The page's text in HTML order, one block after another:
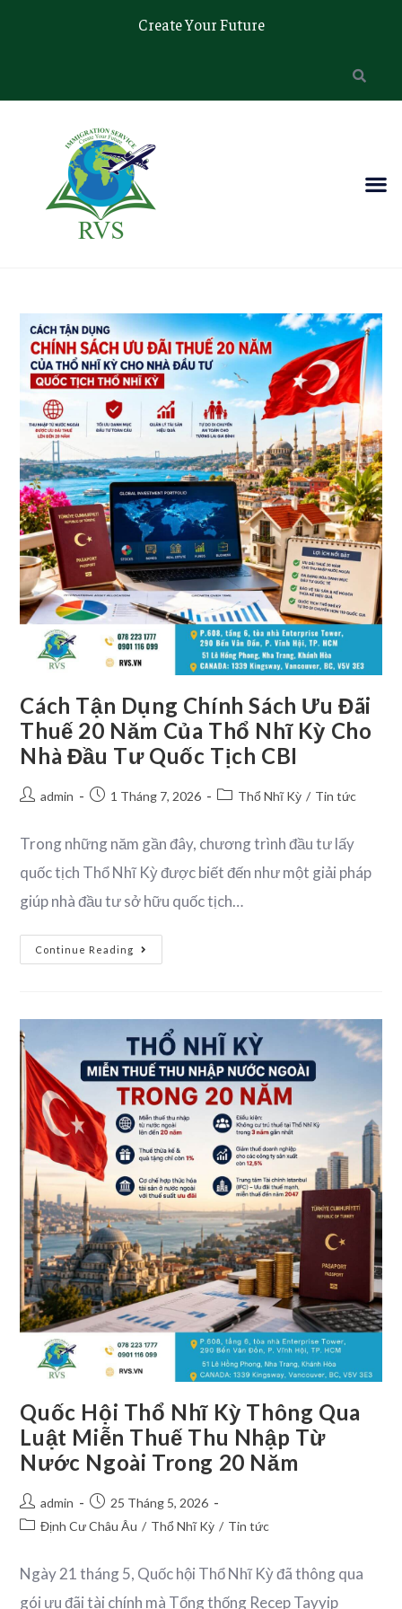
Create Your Future
Cách Tận Dụng Chính Sách Ưu Đãi
Thuế 20 Năm Của Thổ Nhĩ Kỳ Cho
Nhà Đầu Tư Quốc Tịch CBI
admin 1 Tháng 7, 2026 Thổ Nhĩ Kỳ / Tin tức
Trong những năm gần đây, chương trình đầu tư lấy
quốc tịch Thổ Nhĩ Kỳ được biết đến như một giải pháp
giúp nhà đầu tư sở hữu quốc tịch…
Continue Reading
Quốc Hội Thổ Nhĩ Kỳ Thông Qua
Luật Miễn Thuế Thu Nhập Từ
Nước Ngoài Trong 20 Năm
admin
25 Tháng 5, 2026
Định Cư Châu Âu / Thổ Nhĩ Kỳ / Tin tức
Ngày 21 tháng 5, Quốc hội Thổ Nhĩ Kỳ đã thông qua
gói ưu đãi tài chính mà Tổng thống Recep Tayyip